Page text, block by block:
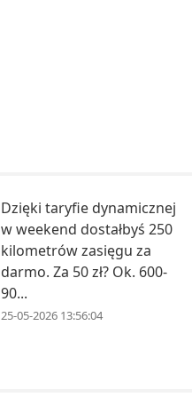
Dzięki taryfie dynamicznej
w weekend dostałbyś 250
kilometrów zasięgu za
darmo. Za 50 zł? Ok. 600-
90...
25-05-2026 13:56:04